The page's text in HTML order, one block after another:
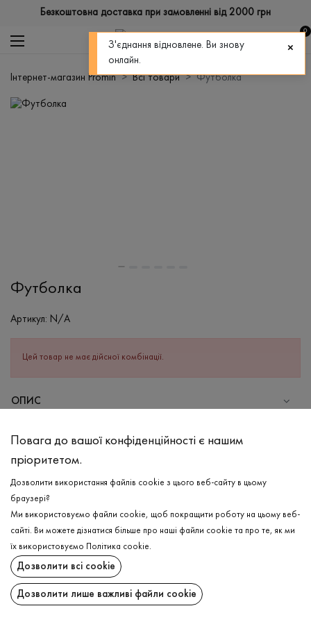
Безкоштовна доставка при замовленні від 2000 грн
0
Інтернет-магазин Promin Всі товари Футболка
Футболка
Артикул: N/A
Цей товар не має дійсної комбінації.
ОПИС
фасону з подовженим рукавом та зі спущеною лінією плеча.
Має круглу прострочену горловину. Відчувайте легкість та
комфорт в кожному русі з бавовняною футболкою!
СКЛАД
Бавовна - 100%
ДОГЛЯД
Прання в теплій воді (до 40°С)
Відбілювання заборонено
ДОСТАВКА
ПОВЕРНЕННЯ
Повага до вашої конфіденційності є нашим
пріоритетом.
Дозволити використання файлів cookie з цього веб-сайту в цьому
браузері?
Ми використовуємо файли cookie, щоб покращити роботу на цьому веб-
сайті. Ви можете дізнатися більше про наші файли cookie та про те, як ми
їх використовуємо
Політика cookie.
Дозволити всі cookie
Дозволити лише важливі файли cookie
З'єднання відновлене. Ви знову
онлайн.